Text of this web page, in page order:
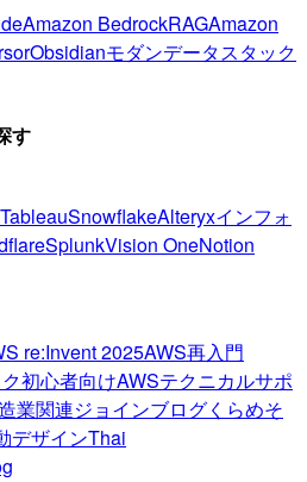
Amazon BedrockRAGAmazon
Obsidianモダンデータスタック
す
TableauSnowflakeAlteryxインフォ
SplunkVision OneNotion
re:Invent 2025AWS再入門
初心者向けAWSテクニカルサポ
業関連ジョインブログくらめそ
デザインThai